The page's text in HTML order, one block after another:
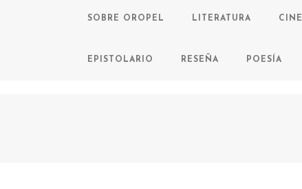
SOBRE OROPEL LITERATURA CINE
EPISTOLARIO RESEÑA POESÍA